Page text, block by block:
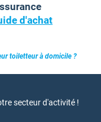
d'achat
toiletteur à domicile ?
secteur d'activité !